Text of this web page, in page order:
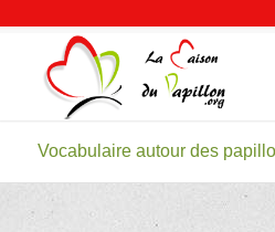
Vocabulaire autour des